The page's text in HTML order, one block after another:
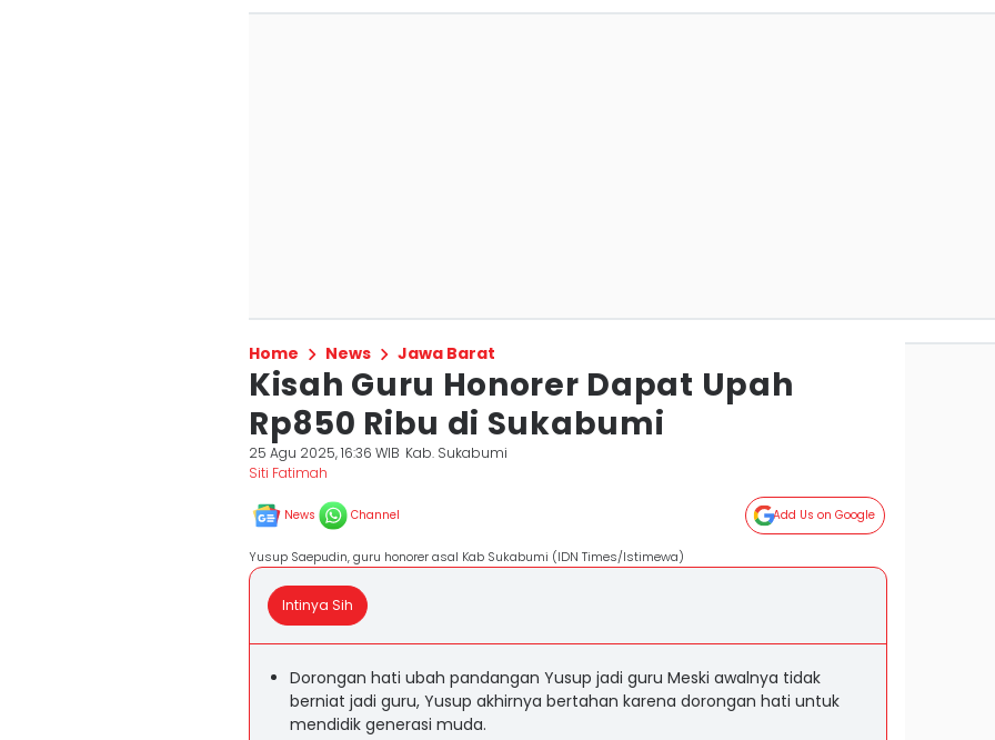
Home News Jawa Barat
Kisah Guru Honorer Dapat Upah
Rp850 Ribu di Sukabumi
25 Agu 2025, 16:36 WIB Kab. Sukabumi
Siti Fatimah
News Channel Add Us on Google
Yusup Saepudin, guru honorer asal Kab Sukabumi (IDN Times/Istimewa)
Intinya Sih
Dorongan hati ubah pandangan Yusup jadi guru Meski awalnya tidak
berniat jadi guru, Yusup akhirnya bertahan karena dorongan hati untuk
mendidik generasi muda.